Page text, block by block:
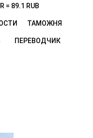
= 89.1 RUB
ТАМОЖНЯ
ПЕРЕВОДЧИК